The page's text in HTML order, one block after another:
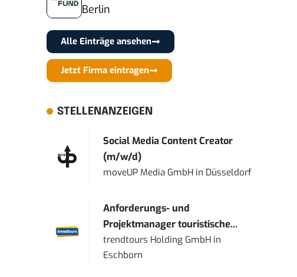
Berlin
Alle Einträge ansehen
Jetzt Firma eintragen
STELLENANZEIGEN
Social Media Content Creator
(m/w/d)
moveUP Media GmbH in Düsseldorf
Anforderungs- und
Projektmanager touristische...
trendtours Holding GmbH in
Eschborn